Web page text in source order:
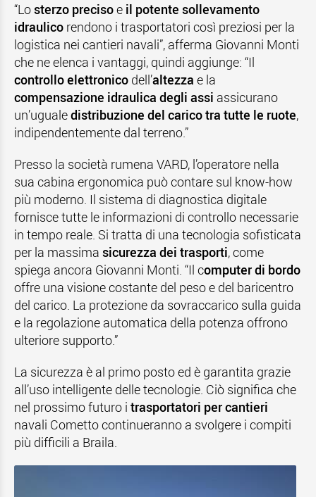
“Losterzo precisoe il potente sollevamento
idraulico rendono i trasportatori così preziosi per la
logistica nei cantieri navali”, afferma Giovanni Monti
che ne elenca i vantaggi, quindi aggiunge: “Il
controllo elettronico dell’altezza e la
compensazione idraulica degli assi assicurano
un’ugualedistribuzione del carico tra tutte le ruote,
indipendentemente dal terreno.”
Presso la società rumena VARD, l’operatore nella
sua cabina ergonomica può contare sul know-how
più moderno. Il sistema di diagnostica digitale
fornisce tutte le informazioni di controllo necessarie
in tempo reale. Si tratta di una tecnologia sofisticata
per la massima sicurezza dei trasporti, come
spiega ancora Giovanni Monti. “Il computer di bordo
offre una visione costante del peso e del baricentro
del carico. La protezione da sovraccarico sulla guida
e la regolazione automatica della potenza offrono
ulteriore supporto.”
La sicurezza è al primo posto ed è garantita grazie
all’uso intelligente delle tecnologie. Ciò significa che
nel prossimo futuro i trasportatori per cantieri
navali Cometto continueranno a svolgere i compiti
più difficili a Braila.